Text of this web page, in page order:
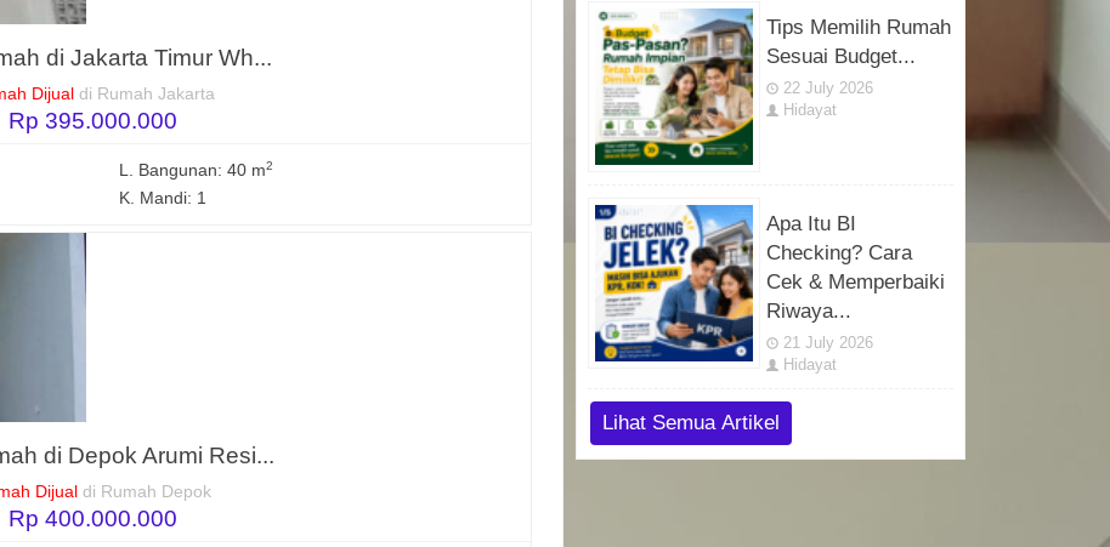
di Jakarta Timur Wh...
Dijual di Rumah Jakarta
Rp 395.000.000
L. Bangunan: 40 m2
K. Mandi: 1
di Depok Arumi Resi...
Dijual di Rumah Depok
Rp 400.000.000
Tips Memilih Rumah
Sesuai Budget...
22 July 2026
Hidayat
Apa Itu BI
Checking? Cara
Cek & Memperbaiki
Riwaya...
21 July 2026
Hidayat
Lihat Semua Artikel